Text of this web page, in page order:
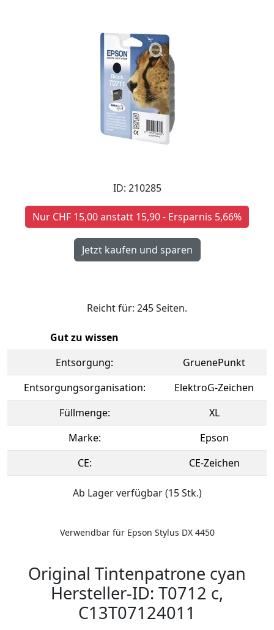
ID: 210285
Nur CHF 15,00 anstatt 15,90 - Ersparnis 5,66%
Reicht für: 245 Seiten.
Gut zu wissen
Entsorgung:
GruenePunkt
Entsorgungsorganisation:
ElektroG-Zeichen
Füllmenge:
XL
Marke:
Epson
CE:
CE-Zeichen
Ab Lager verfügbar (15 Stk.)
Verwendbar für Epson Stylus DX 4450
Original Tintenpatrone cyan
Hersteller-ID: T0712 c,
C13T07124011